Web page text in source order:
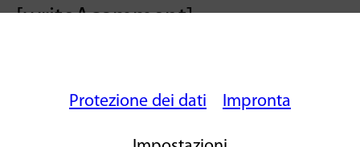
[writeAcomment]
Protezione dei dati Impronta